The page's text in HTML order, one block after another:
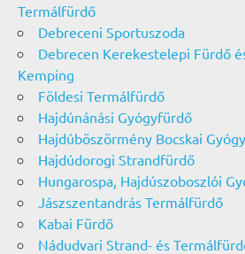
Termálfürdő
Debreceni Sportuszoda
Debrecen Kerekestelepi Fürdő
Kemping
Földesi Termálfürdő
Hajdúnánási Gyógyfürdő
Hajdúböszörmény Bocskai
Hajdúdorogi Strandfürdő
Hungarospa, Hajdúszoboszlói
Jászszentandrás Termálfürdő
Kabai Fürdő
Nádudvari Strand- és